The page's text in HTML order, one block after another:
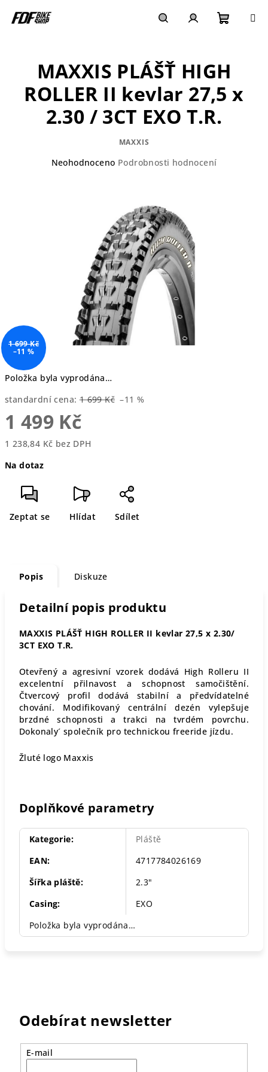
košík
Položka byla vyprodána…
standardní cena: 1 699 Kč –11 %
1 499 Kč
1 238,84 Kč bez DPH
cena:
Na dotaz
Zeptat se Hlídat Sdílet
MAXXIS PLÁŠŤ HIGH
ROLLER II kevlar 27,5 x
2.30 / 3CT EXO T.R.
MAXXIS
Průměrné
Neohodnoceno Podrobnosti hodnocení
1 699 Kč
–11 %
Popis Diskuze
Detailní popis produktu
MAXXIS PLÁŠŤ HIGH ROLLER II kevlar 27,5 x 2.30/
3CT EXO T.R.
Otevřený a agresivní vzorek dodává High Rolleru II
excelentní přilnavost a schopnost samočištění.
Čtvercový profil dodává stabilní a předvídatelné
chování. Modifikovaný centrální dezén vylepšuje
brzdné schopnosti a trakci na tvrdém povrchu.
Dokonaly´ společník pro technickou freeride jízdu.
Žluté logo Maxxis
Doplňkové parametry
Kategorie:
Pláště
EAN:
4717784026169
Šířka pláště:
2.3"
Casing:
EXO
Položka byla vyprodána…
Odebírat newsletter
E-mail